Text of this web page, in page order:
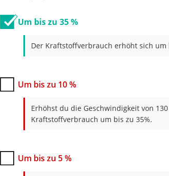
Um bis zu 35 %
Der Kraftstoffverbrauch erhöht sich um
Um bis zu 10 %
Erhöhst du die Geschwindigkeit von
Kraftstoffverbrauch um bis zu 35%.
Um bis zu 5 %